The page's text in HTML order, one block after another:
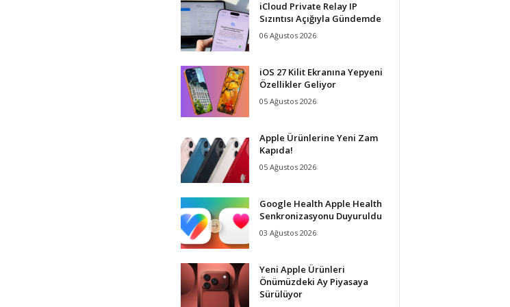
iCloud Private Relay IP
Sızıntısı Açığıyla Gündemde
06 Ağustos 2026
iOS 27 Kilit Ekranına Yepyeni
Özellikler Geliyor
05 Ağustos 2026
Apple Ürünlerine Yeni Zam
Kapıda!
05 Ağustos 2026
Google Health Apple Health
Senkronizasyonu Duyuruldu
03 Ağustos 2026
Yeni Apple Ürünleri
Önümüzdeki Ay Piyasaya
Sürülüyor